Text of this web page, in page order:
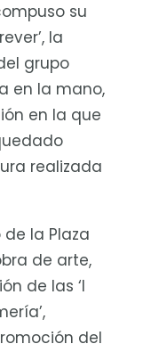
su
la
grupo
en la mano,
en la que
realizada
la Plaza
de arte,
de las ‘I
del